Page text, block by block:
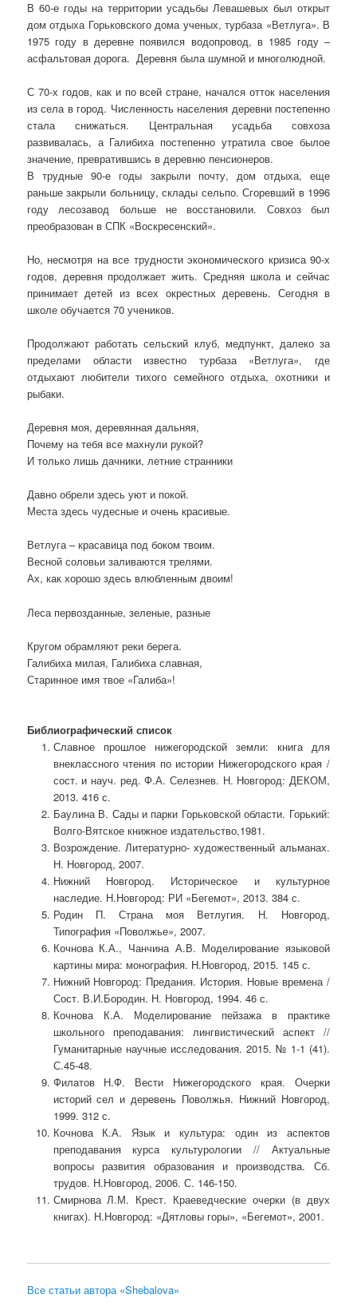
В 60-е годы на территории усадьбы Левашевых был открыт
дом отдыха Горьковского дома ученых, турбаза «Ветлуга». В
1975 году в деревне появился водопровод, в 1985 году –
асфальтовая дорога. Деревня была шумной и многолюдной.
С 70-х годов, как и по всей стране, начался отток населения
из села в город. Численность населения деревни постепенно
стала снижаться. Центральная усадьба совхоза
развивалась, а Галибиха постепенно утратила свое былое
значение, превратившись в деревню пенсионеров.
В трудные 90-е годы закрыли почту, дом отдыха, еще
раньше закрыли больницу, склады сельпо. Сгоревший в 1996
году лесозавод больше не восстановили. Совхоз был
преобразован в СПК «Воскресенский».
Но, несмотря на все трудности экономического кризиса 90-х
годов, деревня продолжает жить. Средняя школа и сейчас
принимает детей из всех окрестных деревень. Сегодня в
школе обучается 70 учеников.
Продолжают работать сельский клуб, медпункт, далеко за
пределами области известно турбаза «Ветлуга», где
отдыхают любители тихого семейного отдыха, охотники и
рыбаки.
Деревня моя, деревянная дальняя,
Почему на тебя все махнули рукой?
И только лишь дачники, летние странники
Давно обрели здесь уют и покой.
Места здесь чудесные и очень красивые.
Ветлуга – красавица под боком твоим.
Весной соловьи заливаются трелями.
Ах, как хорошо здесь влюбленным двоим!
Леса первозданные, зеленые, разные
Кругом обрамляют реки берега.
Галибиха милая, Галибиха славная,
Старинное имя твое «Галиба»!
Библиографический список
Славное прошлое нижегородской земли: книга для
внеклассного чтения по истории Нижегородского края /
сост. и науч. ред. Ф.А. Селезнев. Н. Новгород: ДЕКОМ,
2013. 416 с.
Баулина В. Сады и парки Горьковской области. Горький:
Волго-Вятское книжное издательство,1981.
Возрождение. Литературно- художественный альманах.
Н. Новгород, 2007.
Нижний Новгород. Историческое и культурное
наследие. Н.Новгород: РИ «Бегемот», 2013. 384 с.
Родин П. Страна моя Ветлугия. Н. Новгород,
Типография «Поволжье», 2007.
Кочнова К.А., Чанчина А.В. Моделирование языковой
картины мира: монография. Н.Новгород, 2015. 145 с.
Нижний Новгород: Предания. История. Новые времена /
Сост. В.И.Бородин. Н. Новгород, 1994. 46 с.
Кочнова К.А. Моделирование пейзажа в практике
школьного преподавания: лингвистический аспект //
Гуманитарные научные исследования. 2015. № 1-1 (41).
С.45-48.
Филатов Н.Ф. Вести Нижегородского края. Очерки
историй сел и деревень Поволжья. Нижний Новгород,
1999. 312 с.
Кочнова К.А. Язык и культура: один из аспектов
преподавания курса культурологии // Актуальные
вопросы развития образования и производства. Сб.
трудов. Н.Новгород, 2006. С. 146-150.
Смирнова Л.М. Крест. Краеведческие очерки (в двух
книгах). Н.Новгород: «Дятловы горы», «Бегемот», 2001.
Все статьи автора «Shebalova»